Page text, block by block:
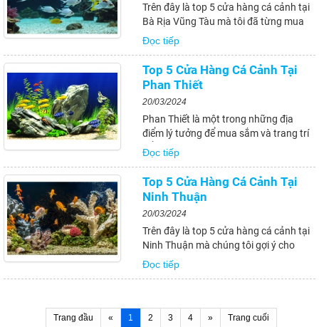
Trên đây là top 5 cửa hàng cá cảnh tại
Bà Rịa Vũng Tàu mà tôi đã từng mua
và có trải nghiệm tốt. Hy vọng bài viết
này sẽ giúp bạn tìm được địa chỉ mua
cá cảnh phù hợp và có những kinh
nghiệm để chọn mua và nuôi dưỡng
các...
Đọc tiếp
Top 5 Cửa Hàng Cá Cảnh Tại
Phan Thiết
20/03/2024
Phan Thiết là một trong những địa
điểm lý tưởng để mua sắm và trang trí
bể cá cảnh. Với sự đa dạng về loại cá
và phụ kiện, cùng với đội ngũ nhân viên
nhiệt tình và chuyên nghiệp, các cửa
hàng cá cảnh tại Phan Thiết sẽ giúp...
Đọc tiếp
Top 5 Cửa Hàng Cá Cảnh Tại
Ninh Thuận
20/03/2024
Trên đây là top 5 cửa hàng cá cảnh tại
Ninh Thuận mà chúng tôi gợi ý cho
bạn. Tất cả các cửa hàng này đều có
uy tín và chất lượng cao, mang đến cho
giúp...
Đọc tiếp
Trang đầu « 1 2 3 4 » Trang cuối